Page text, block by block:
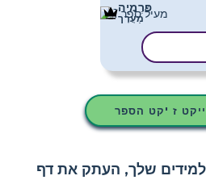
פּרֶמיָה
מַעֲרָך
ז 'קט הספר
שלך, העתק את דף